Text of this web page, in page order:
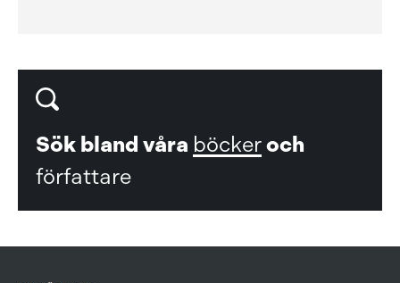
Sök bland våra böckeroch
författare